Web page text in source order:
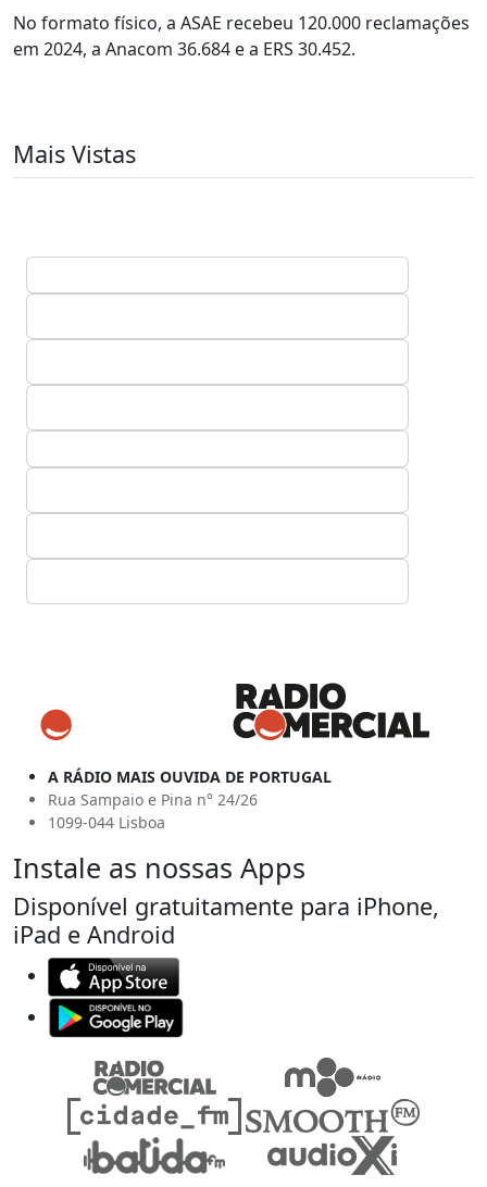
No formato físico, a ASAE recebeu 120.000 reclamações
em 2024, a Anacom 36.684 e a ERS 30.452.
Mais Vistas
A RÁDIO MAIS OUVIDA DE PORTUGAL
Rua Sampaio e Pina n° 24/26
1099-044 Lisboa
Instale as nossas Apps
Disponível gratuitamente para iPhone,
iPad e Android